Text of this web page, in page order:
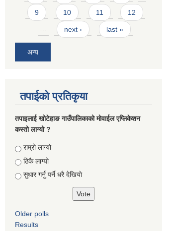
9 10 11 12
… next › last »
अन्य
तपाईको प्रतिकृया
तपाइलाई खोटेहाङ गाउँपालिकाको माेवाईल एप्लिकेशन
कस्तो लाग्यो ?
Choices
राम्रो लाग्यो
ठिकै लाग्यो
सुधार गर्नु पर्ने धरै देखियाे
Older polls
Results